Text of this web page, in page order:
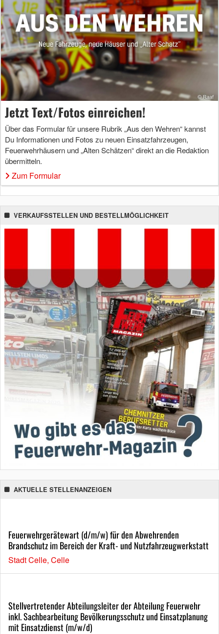
Jetzt Text/Fotos einreichen!
Über das Formular für unsere Rubrik „Aus den Wehren“ kannst
Du Informationen und Fotos zu neuen Einsatzfahrzeugen,
Feuerwehrhäusern und „Alten Schätzen“ direkt an die Redaktion
übermitteln.
Zum Formular
VERKAUFSSTELLEN UND BESTELLMÖGLICHKEIT
AKTUELLE STELLENANZEIGEN
Feuerwehrgerätewart (d/m/w) für den Abwehrenden
Brandschutz im Bereich der Kraft- und Nutzfahrzeugwerkstatt
Stadt Celle, Celle
Stellvertretender Abteilungsleiter der Abteilung Feuerwehr
inkl. Sachbearbeitung Bevölkerungsschutz und Einsatzplanung
mit Einsatzdienst (m/w/d)